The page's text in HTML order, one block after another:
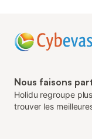
Nous faisons
Holidu regroupe
trouver les